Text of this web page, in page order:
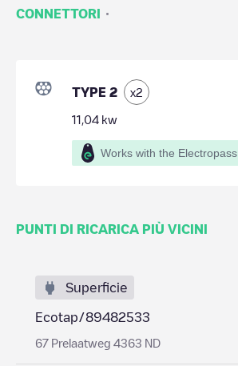
CONNETTORI ·
TYPE 2 x2
11,04 kw
Works with the Electropass
PUNTI DI RICARICA PIÙ VICINI
Superficie
Ecotap/89482533
67 Prelaatweg 4363 ND